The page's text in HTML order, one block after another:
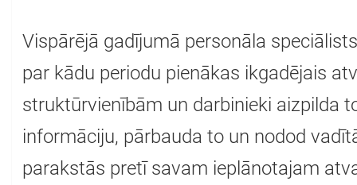
Vispārējā gadījumā personāla
par kādu periodu pienākas ikgadējais
struktūrvienībām un darbinieki aizpilda
informāciju, pārbauda to un nodod
parakstās pretī savam ieplānotajam